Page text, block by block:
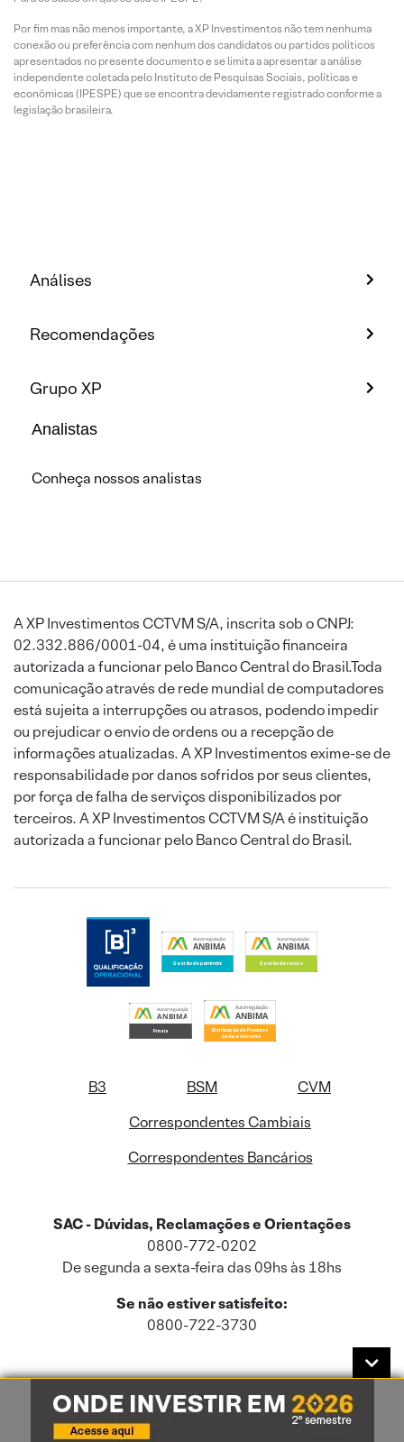
Por fim mas não menos importante, a XP Investimentos não tem nenhuma
conexão ou preferência com nenhum dos candidatos ou partidos políticos
apresentados no presente documento e se limita a apresentar a análise
independente coletada pelo Instituto de Pesquisas Sociais, políticas e
econômicas (IPESPE) que se encontra devidamente registrado conforme a
legislação brasileira.
Análises
Recomendações
Grupo XP
Analistas
Conheça nossos analistas
A XP Investimentos CCTVM S/A, inscrita sob o CNPJ:
02.332.886/0001-04, é uma instituição financeira
autorizada a funcionar pelo Banco Central do Brasil.Toda
comunicação através de rede mundial de computadores
está sujeita a interrupções ou atrasos, podendo impedir
ou prejudicar o envio de ordens ou a recepção de
informações atualizadas. A XP Investimentos exime-se de
responsabilidade por danos sofridos por seus clientes,
por força de falha de serviços disponibilizados por
terceiros. A XP Investimentos CCTVM S/A é instituição
autorizada a funcionar pelo Banco Central do Brasil.
B3 BSM
CVM
Correspondentes Cambiais
Correspondentes Bancários
SAC - Dúvidas, Reclamações e Orientações
0800-772-0202
De segunda a sexta-feira das 09hs às 18hs
Se não estiver satisfeito:
0800-722-3730
Este site usa cookies e dados pessoais de acordo com a nossaPolítica de
Cookies
e a nossaPolítica de Privacidade.